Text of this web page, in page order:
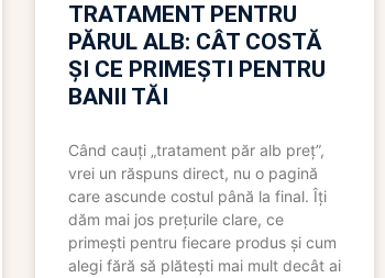
TRATAMENT PENTRU
PĂRUL ALB: CÂT COSTĂ
ȘI CE PRIMEȘTI PENTRU
BANII TĂI
Când cauți „tratament păr alb preț”,
vrei un răspuns direct, nu o pagină
care ascunde costul până la final. Îți
dăm mai jos prețurile clare, ce
primești pentru fiecare produs și cum
alegi fără să plătești mai mult decât ai